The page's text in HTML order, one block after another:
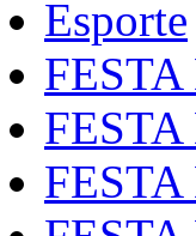
Esporte